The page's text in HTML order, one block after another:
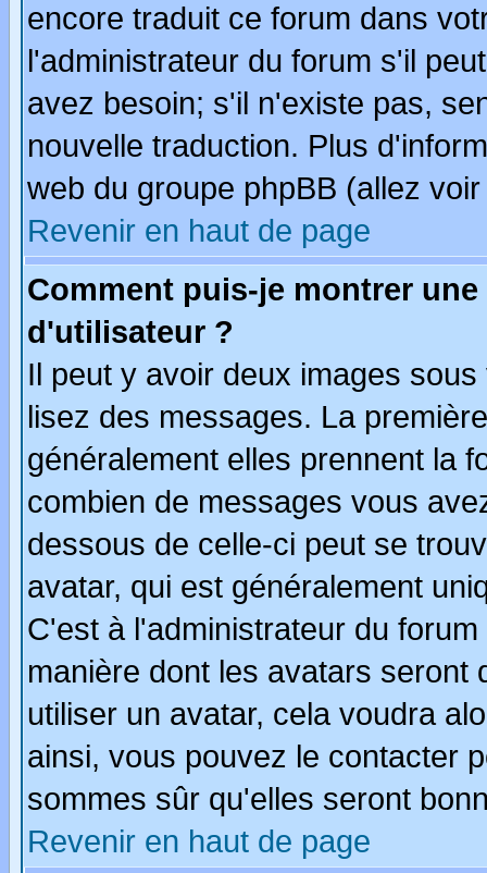
encore traduit ce forum dans
l'administrateur du forum s'il
avez besoin; s'il n'existe pas,
nouvelle traduction. Plus
web du groupe phpBB (allez
Revenir en haut de page
Comment puis-je montrer
d'utilisateur ?
Il peut y avoir deux images
lisez des messages. La
généralement elles prennent la
combien de messages vous
dessous de celle-ci peut se
avatar, qui est généralement
C'est à l'administrateur du
manière dont les avatars seront
utiliser un avatar, cela voudra
ainsi, vous pouvez le contacter
sommes sûr qu'elles seront
Revenir en haut de page